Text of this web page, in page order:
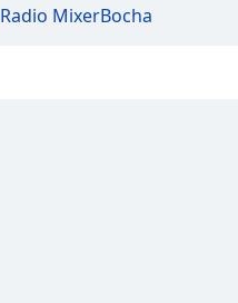
Radio MixerBocha